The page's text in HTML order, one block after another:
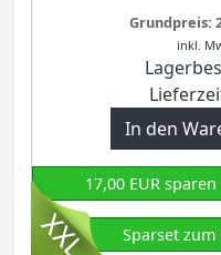
Grundpreis:
inkl.
17,00 EUR
Sparset zum